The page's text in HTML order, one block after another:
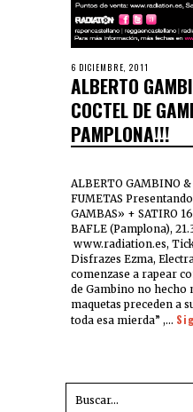
6 DICIEMBRE, 2011
ALBERTO
COCTEL DE
PAMPLONA!!!
ALBERTO GAMBINO
FUMETAS
GAMBAS» + SATIRO
BAFLE (Pamplona),
www.radiation.es,
Disfrazes Ezma,
comenzase a rapear
de Gambino no hecho
maquetas preceden a
toda esa mierda” ,…